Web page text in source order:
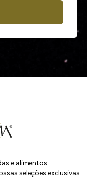
e alimentos.
seleções exclusivas.